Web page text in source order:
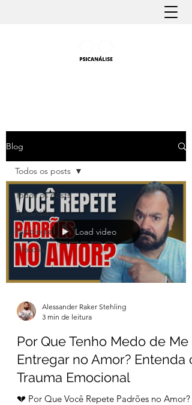
Blog
Todos os posts
Psicanálise
Psicologia
Filosofia
Todos os posts
Load video
Alessander Raker Stehling
3 min de leitura
Por Que Tenho Medo de Me
Entregar no Amor? Entenda o
Trauma Emocional
💔 Por Que Você Repete Padrões no Amor?